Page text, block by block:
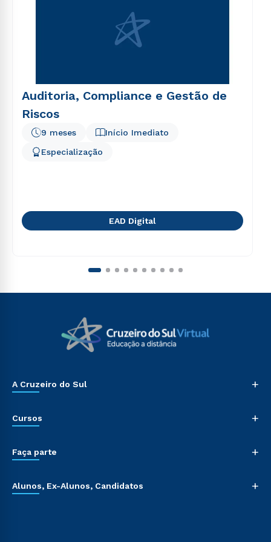
Auditoria, Compliance e Gestão de
Riscos
Início Imediato
9 meses
Especialização
EAD Digital
A Cruzeiro do Sul +
Cursos +
Faça parte +
Alunos, Ex-Alunos, Candidatos +